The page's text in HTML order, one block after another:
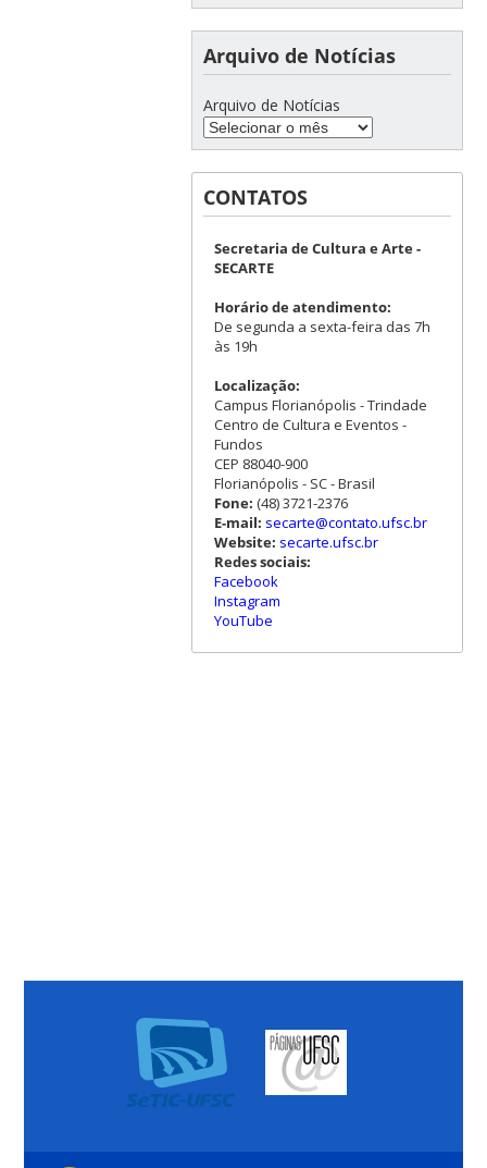
Arquivo de Notícias
Arquivo de Notícias
CONTATOS
Secretaria de Cultura e Arte -
SECARTE
Horário de atendimento:
De segunda a sexta-feira das 7h
às 19h
Localização:
Campus Florianópolis - Trindade
Centro de Cultura e Eventos -
Fundos
CEP 88040-900
Florianópolis - SC - Brasil
Fone: (48) 3721-2376
E-mail: secarte@contato.ufsc.br
Website: secarte.ufsc.br
Redes sociais:
Facebook
Instagram
YouTube